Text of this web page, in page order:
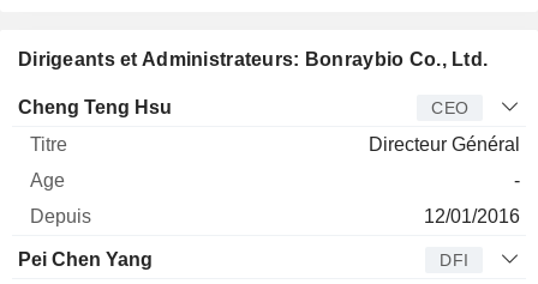
Dirigeants et Administrateurs: Bonraybio Co., Ltd.
Dirigeant Titre Age
Cheng Teng Hsu CEO
Directeur Général
-
12/01/2016
Pei Chen Yang DFI